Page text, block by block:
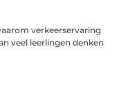
verkeerservaring
veel leerlingen denken